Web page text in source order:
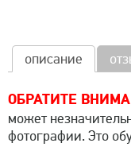
описание
ОБРАТИТЕ
может
фотографии. Это